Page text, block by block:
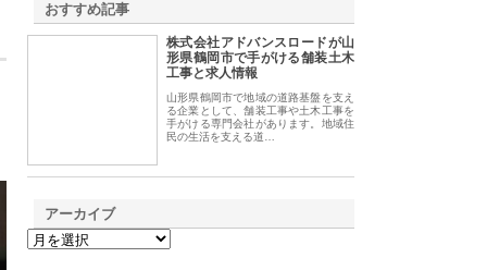
おすすめ記事
株式会社アドバンスロードが山
形県鶴岡市で手がける舗装土木
工事と求人情報
山形県鶴岡市で地域の道路基盤を支え
る企業として、舗装工事や土木工事を
手がける専門会社があります。地域住
民の生活を支える道…
アーカイブ